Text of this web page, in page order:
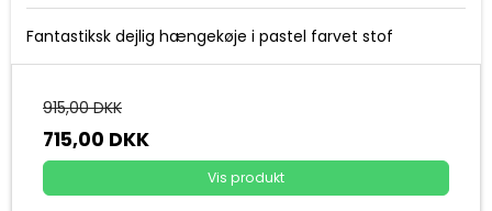
Fantastiksk dejlig hængekøje i pastel farvet stof
915,00 DKK
715,00 DKK
Vis produkt